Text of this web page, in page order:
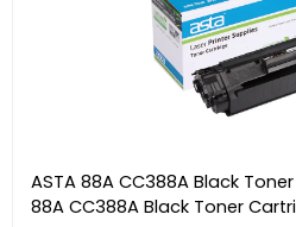
ASTA 88A CC388A Black
88A CC388A Black Toner